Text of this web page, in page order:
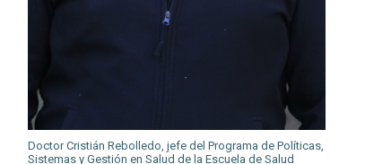
Doctor Cristián Rebolledo, jefe del Programa de Políticas,
Sistemas y Gestión en Salud de la Escuela de Salud